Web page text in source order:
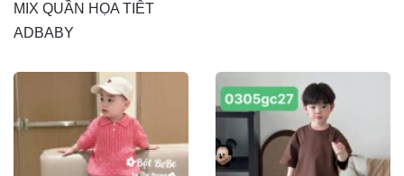
MIX QUẦN HỌA TIÊT
ADBABY